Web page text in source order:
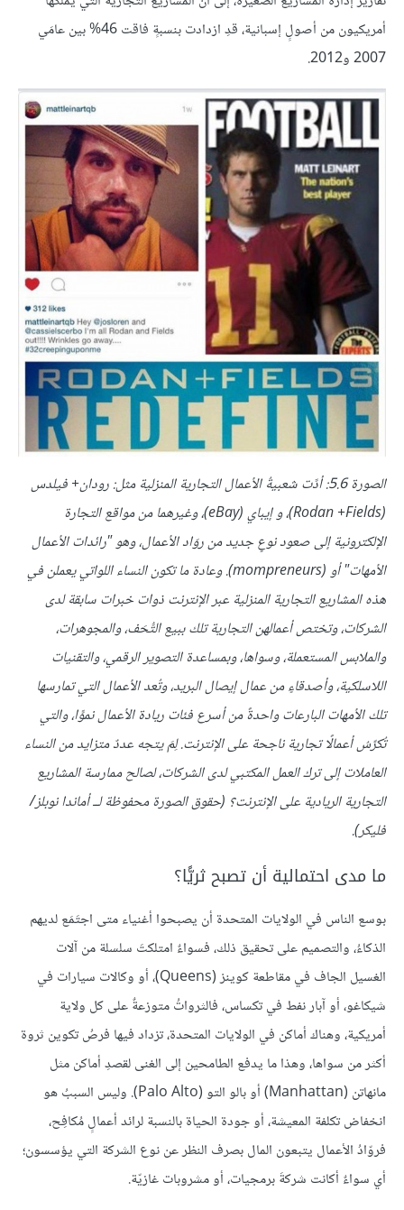
أمريكيون من أصولٍ إسبانية، قدِ ازدادت بنسبةٍ فاقت 46% بين عامَي
2007 و2012.
الصورة 5.6: أدَّت شعبيةُ الأعمال التجارية المنزلية مثل: رودان+ فيلدس
(Rodan +Fields)، و إيباي (eBay)، وغيرهما من مواقع التجارة
الإلكترونية إلى صعود نوعٍ جديد من روّاد الأعمال، وهو "رائدات الأعمال
الأمهات" أو (mompreneurs). وعادة ما تكون النساء اللواتي يعملن في
هذه المشاريع التجارية المنزلية عبر الإنترنت ذوات خبرات سابقة لدى
الشركات، وتختص أعمالهن التجارية تلك ببيع التُّحَف، والمجوهرات،
والملابس المستعملة، وسواها، وبمساعدة التصوير الرقمي، والتقنيات
اللاسلكية، وأصدقاءٍ من عمال إيصال البريد، وتُعد الأعمال التي تمارسها
تلك الأمهات البارعات واحدةً من أسرع فئات ريادة الأعمال نموًّا، والتي
تُكرِّسُ أعمالًا تجارية ناجحة على الإنترنت. لِمَ يتجه عددٌ متزايد من النساء
العاملات إلى ترك العمل المكتبي لدى الشركات، لصالح ممارسة المشاريع
التجارية الريادية على الإنترنت؟ (حقوق الصورة محفوظة لــ أماندا نوبلز/
فليكر).
ما مدى احتمالية أن تصبح ثريًّا؟
بوسع الناس في الولايات المتحدة أن يصبحوا أغنياء متى اجتَمَع لديهم
الذكاءُ، والتصميم على تحقيق ذلك، فسواءٌ امتلكتَ سلسلة من آلات
الغسيل الجاف في مقاطعة كوينز (Queens)، أو وكالات سيارات في
شيكاغو، أو آبار نفط في تكساس، فالثرواتُ متوزعةٌ على كل ولاية
أمريكية، وهناك أماكن في الولايات المتحدة، تزداد فيها فرصُ تكوين ثروة
أكثر من سواها، وهذا ما يدفع الطامحين إلى الغنى لقصدِ أماكن مثل
مانهاتن (Manhattan) أو بالو التو (Palo Alto). وليس السببُ هو
انخفاض تكلفة المعيشة، أو جودة الحياة بالنسبة لرائد أعمالٍ مُكافِح،
فروّادُ الأعمال يتبعون المال بصرف النظر عن نوع الشركة التي يؤسسون؛
أي سواءٌ أكانت شركةَ برمجيات، أو مشروبات غازيّة.